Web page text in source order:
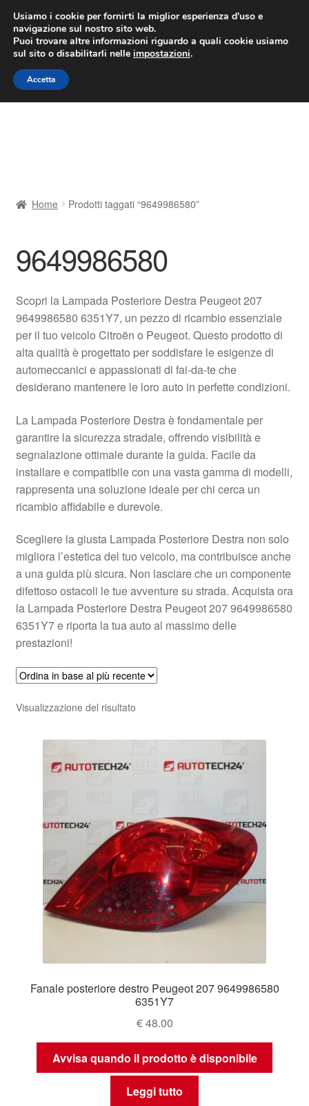
CONSEGNA da 7 EUR
Lun-Ven 9:00 - 16:00/800 580 290
Vai
alla
navigazione
Vai
al
contenuto
Contatto
Il mio account
Pagamenti
Politica sulla riservatezza
Registratore di cassa
Rimostranza
Termini e condizioni
Home Prodotti taggati “9649986580”
9649986580
Scopri la Lampada Posteriore Destra Peugeot 207
9649986580 6351Y7, un pezzo di ricambio essenziale
per il tuo veicolo Citroën o Peugeot. Questo prodotto di
alta qualità è progettato per soddisfare le esigenze di
automeccanici e appassionati di fai-da-te che
desiderano mantenere le loro auto in perfette condizioni.
La Lampada Posteriore Destra è fondamentale per
garantire la sicurezza stradale, offrendo visibilità e
segnalazione ottimale durante la guida. Facile da
installare e compatibile con una vasta gamma di modelli,
rappresenta una soluzione ideale per chi cerca un
ricambio affidabile e durevole.
Scegliere la giusta Lampada Posteriore Destra non solo
migliora l’estetica del tuo veicolo, ma contribuisce anche
a una guida più sicura. Non lasciare che un componente
difettoso ostacoli le tue avventure su strada. Acquista ora
la Lampada Posteriore Destra Peugeot 207 9649986580
6351Y7 e riporta la tua auto al massimo delle
prestazioni!
Visualizzazione del risultato
Fanale posteriore destro Peugeot 207 9649986580
6351Y7
€48.00
Avvisa quando il prodotto è disponibile
Leggi tutto
Usiamo i cookie per fornirti la miglior esperienza d'uso e
navigazione sul nostro sito web.
Puoi trovare altre informazioni riguardo a quali cookie usiamo
sul sito o disabilitarli nelle impostazioni.
Accetta